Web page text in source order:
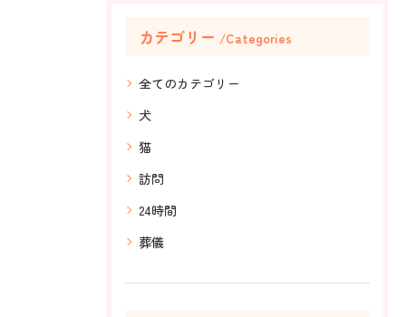
カテゴリー Categories
全てのカテゴリー
犬
猫
訪問
24時間
葬儀